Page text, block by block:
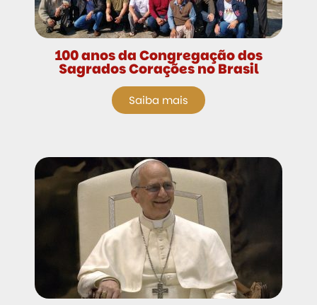
100 anos da Congregação dos
Sagrados Corações no Brasil
Saiba mais